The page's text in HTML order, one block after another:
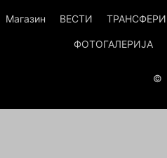
Магазин ВЕСТИ ТРАНСФЕРИ
ФОТОГАЛЕРИЈА
©